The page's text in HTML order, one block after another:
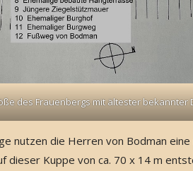
des Frauenbergs mit ältester bekannter
nutzen die Herren von Bodman
dieser Kuppe von ca. 70 x 14 m